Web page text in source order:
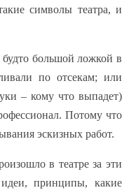
символы театра, и
большой ложкой в
по отсекам; или
– кому что выпадет)
Потому что
эскизных работ.
в театре за эти
принципы, какие